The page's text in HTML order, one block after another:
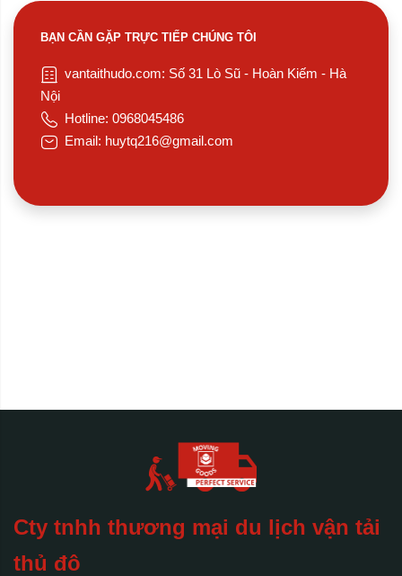
BẠN CẦN GẶP TRỰC TIẾP CHÚNG TÔI
vantaithudo.com: Số 31 Lò Sũ - Hoàn Kiếm - Hà
Nội
Hotline: 0968045486
Email: huytq216@gmail.com
Cty tnhh thương mại du lịch vận tải
thủ đô